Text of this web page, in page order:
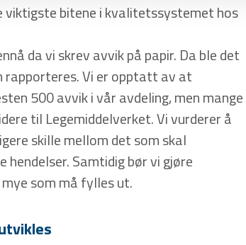
viktigste bitene i kvalitetssystemet hos
da vi skrev avvik på papir. Da ble det
rapporteres. Vi er opptatt av at
500 avvik i vår avdeling, men mange
til Legemiddelverket. Vi vurderer å
skille mellom det som skal
Samtidig bør vi gjøre
som må fylles ut.